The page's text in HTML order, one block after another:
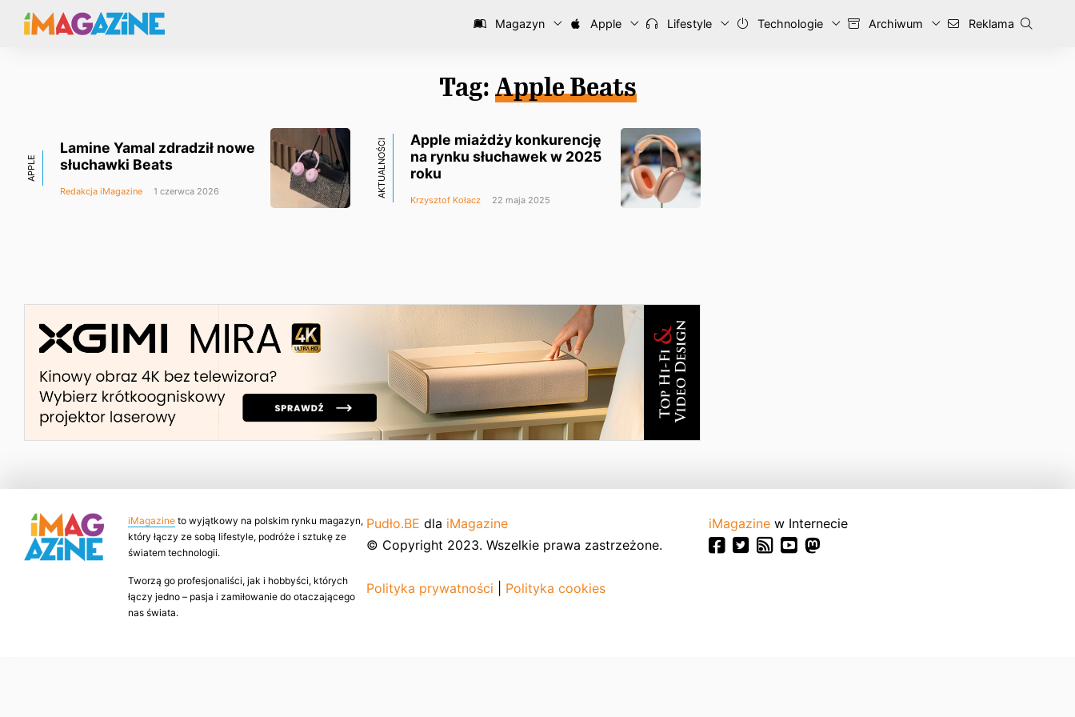
Magazyn Apple Lifestyle Technologie Archiwum Reklama
Tag: Apple Beats
APPLE
Lamine Yamal zdradził nowe
słuchawki Beats
Redakcja iMagazine 1 czerwca 2026 AKTUALNOŚCI
Apple miażdży konkurencję
na rynku słuchawek w 2025
roku
Krzysztof Kołacz 22 maja 2025
iMagazine to wyjątkowy na polskim rynku magazyn,
który łączy ze sobą lifestyle, podróże i sztukę ze
światem technologii.
Tworzą go profesjonaliści, jak i hobbyści, których
łączy jedno – pasja i zamiłowanie do otaczającego
nas świata.
Pudło.BE dla iMagazine
© Copyright 2023. Wszelkie prawa zastrzeżone.
Polityka prywatności Polityka cookies
iMagazine w Internecie